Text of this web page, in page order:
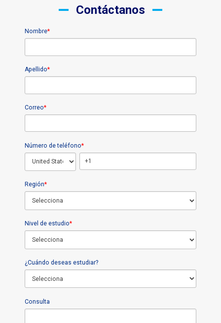
Contáctanos
Nombre*
Apellido*
Correo*
Número de teléfono*
Región*
Nivel de estudio*
¿Cuándo deseas estudiar?
Consulta